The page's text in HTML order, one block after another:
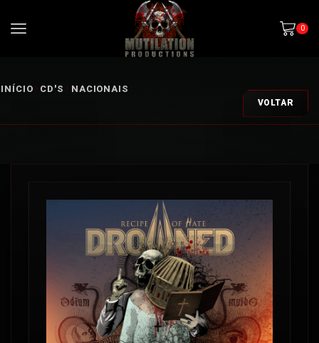
0
INÍCIO CD'S NACIONAIS
VOLTAR